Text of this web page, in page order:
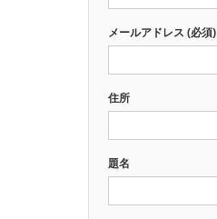
メールアドレス (必須)
住所
題名